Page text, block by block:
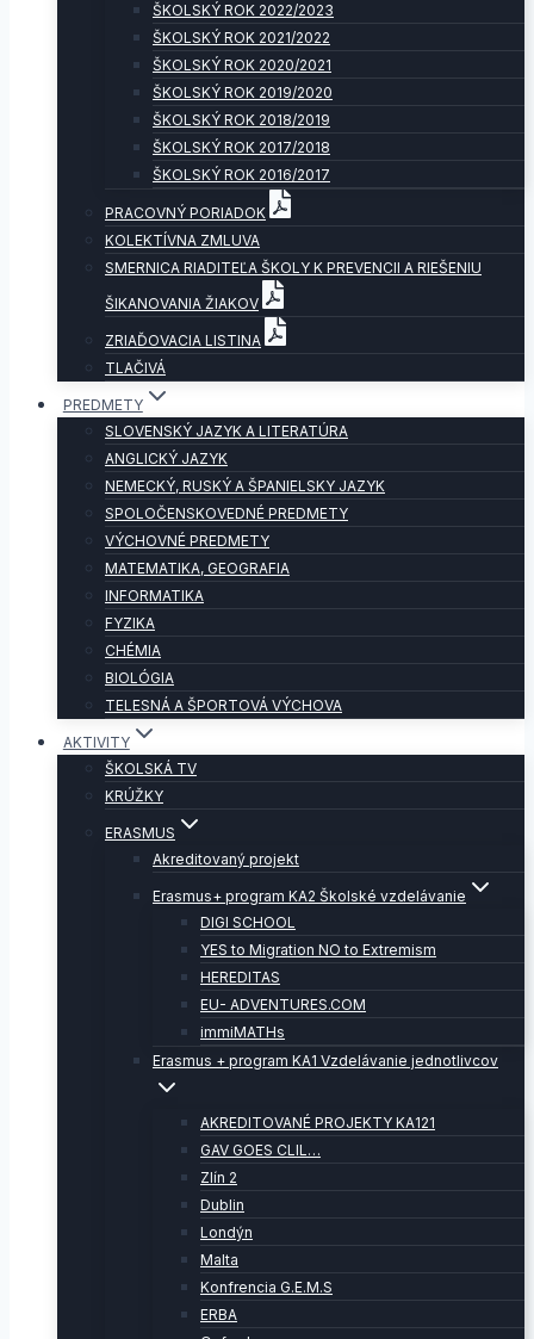
ŠKOLSKÝ ROK 2022/2023
ŠKOLSKÝ ROK 2021/2022
ŠKOLSKÝ ROK 2020/2021
ŠKOLSKÝ ROK 2019/2020
ŠKOLSKÝ ROK 2018/2019
ŠKOLSKÝ ROK 2017/2018
ŠKOLSKÝ ROK 2016/2017
PRACOVNÝ PORIADOK
KOLEKTÍVNA ZMLUVA
SMERNICA RIADITEĽA ŠKOLY K PREVENCII A RIEŠENIU
ŠIKANOVANIA ŽIAKOV
ZRIAĎOVACIA LISTINA
TLAČIVÁ
PREDMETY
SLOVENSKÝ JAZYK A LITERATÚRA
ANGLICKÝ JAZYK
NEMECKÝ, RUSKÝ A ŠPANIELSKY JAZYK
SPOLOČENSKOVEDNÉ PREDMETY
VÝCHOVNÉ PREDMETY
MATEMATIKA, GEOGRAFIA
INFORMATIKA
FYZIKA
CHÉMIA
BIOLÓGIA
TELESNÁ A ŠPORTOVÁ VÝCHOVA
AKTIVITY
ŠKOLSKÁ TV
KRÚŽKY
ERASMUS
Akreditovaný projekt
Erasmus+ program KA2 Školské vzdelávanie
DIGI SCHOOL
YES to Migration NO to Extremism
HEREDITAS
EU- ADVENTURES.COM
immiMATHs
Erasmus + program KA1 Vzdelávanie jednotlivcov
AKREDITOVANÉ PROJEKTY KA121
GAV GOES CLIL…
Zlín 2
Dublin
Londýn
Malta
Konfrencia G.E.M.S
ERBA